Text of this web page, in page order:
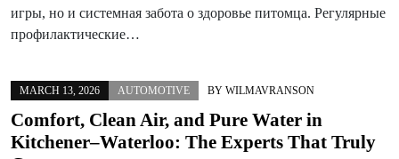
игры, но и системная забота о здоровье питомца. Регулярные
профилактические…
MARCH 13, 2026 AUTOMOTIVE BY WILMAVRANSON
Comfort, Clean Air, and Pure Water in
Kitchener–Waterloo: The Experts That Truly